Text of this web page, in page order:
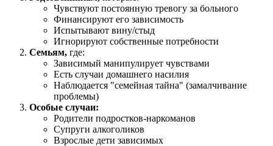
Чувствуют постоянную тревогу за больного
Финансируют его зависимость
Испытывают вину/стыд
Игнорируют собственные потребности
Семьям, где:
Зависимый манипулирует чувствами
Есть случаи домашнего насилия
Наблюдается "семейная тайна" (замалчивание
проблемы)
Особые случаи:
Родители подростков-наркоманов
Супруги алкоголиков
Взрослые дети зависимых